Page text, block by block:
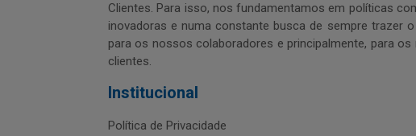
Clientes. Para isso, nos fundamentamos em políticas
inovadoras e numa constante busca de sempre trazer
para os nossos colaboradores e principalmente, para os
clientes.
Institucional
Política de Privacidade